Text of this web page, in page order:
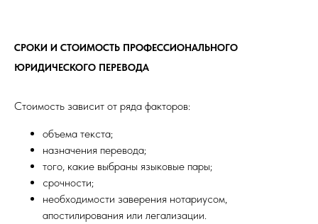
СРОКИ И СТОИМОСТЬ ПРОФЕССИОНАЛЬНОГО
ЮРИДИЧЕСКОГО ПЕРЕВОДА
Стоимость зависит от ряда факторов:
объема текста;
назначения перевода;
того, какие выбраны языковые пары;
срочности;
необходимости заверения нотариусом,
апостилирования или легализации.